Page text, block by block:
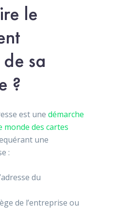
le
de sa
?
est unedémarche
monde des cartes
une
:
du
de l’entreprise ou